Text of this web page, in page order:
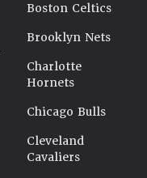
Boston Celtics
Brooklyn Nets
Charlotte
Hornets
Chicago Bulls
Cleveland
Cavaliers